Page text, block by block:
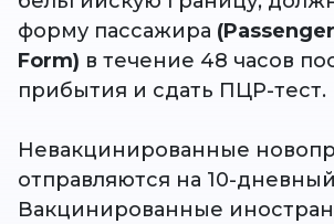
форму пассажира
Form) в течение 48 часов
прибытия и сдать ПЦР-тест.
Невакцинированные
отправляются на 10-
Вакцинированные